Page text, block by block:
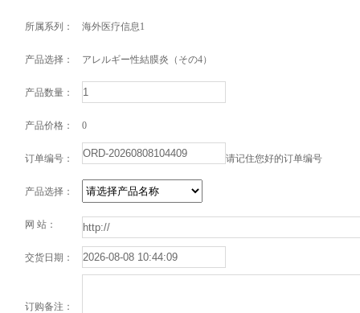
所属系列： 海外医疗信息1
产品选择： アレルギー性結膜炎（その4）
产品数量：
产品价格： 0
订单编号： 请记住您好的订单编号
产品选择：
网 站：
交货日期：
订购备注：